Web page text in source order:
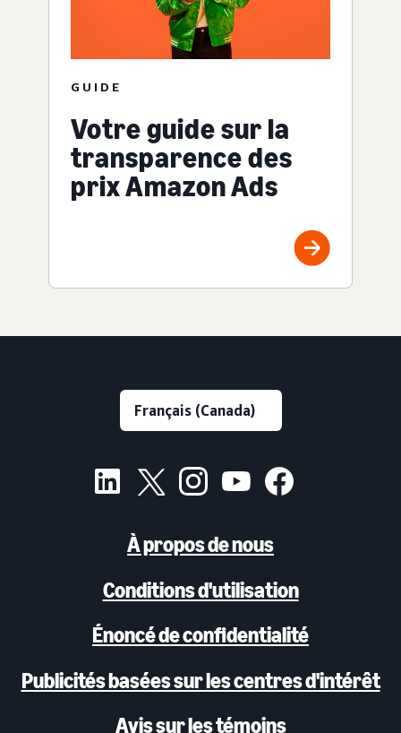
GUIDE
Votre guide sur la
transparence des
prix Amazon Ads
À propos de nous
Conditions d'utilisation
Énoncé de confidentialité
Publicités basées sur les centres d'intérêt
Avis sur les témoins